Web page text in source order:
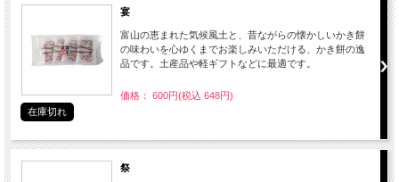
宴
富山の恵まれた気候風土と、昔ながらの懐かしいかき餅
の味わいを心ゆくまでお楽しみいただける、かき餅の逸
品です。土産品や軽ギフトなどに最適です。
価格： 600円(税込 648円)
在庫切れ
祭